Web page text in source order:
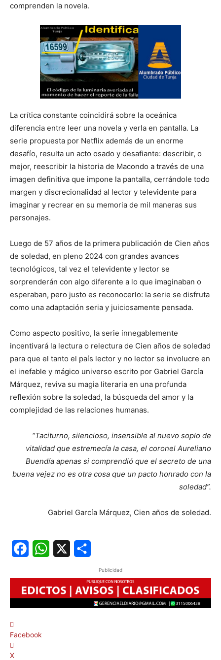
comprenden la novela.
La crítica constante coincidirá sobre la oceánica
diferencia entre leer una novela y verla en pantalla. La
serie propuesta por Netflix además de un enorme
desafío, resulta un acto osado y desafiante: describir, o
mejor, reescribir la historia de Macondo a través de una
imagen definitiva que impone la pantalla, cerrándole todo
margen y discrecionalidad al lector y televidente para
imaginar y recrear en su memoria de mil maneras sus
personajes.
Luego de 57 años de la primera publicación de Cien años
de soledad, en pleno 2024 con grandes avances
tecnológicos, tal vez el televidente y lector se
sorprenderán con algo diferente a lo que imaginaban o
esperaban, pero justo es reconocerlo: la serie se disfruta
como una adaptación seria y juiciosamente pensada.
Como aspecto positivo, la serie innegablemente
incentivará la lectura o relectura de Cien años de soledad
para que el tanto el país lector y no lector se involucre en
el inefable y mágico universo escrito por Gabriel García
Márquez, reviva su magia literaria en una profunda
reflexión sobre la soledad, la búsqueda del amor y la
complejidad de las relaciones humanas.
“Taciturno, silencioso, insensible al nuevo soplo de
vitalidad que estremecía la casa, el coronel Aureliano
Buendía apenas si comprendió que el secreto de una
buena vejez no es otra cosa que un pacto honrado con la
soledad”.
Gabriel García Márquez, Cien años de soledad.
Publicidad
Facebook
X